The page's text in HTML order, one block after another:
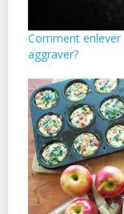
Comment
aggraver?